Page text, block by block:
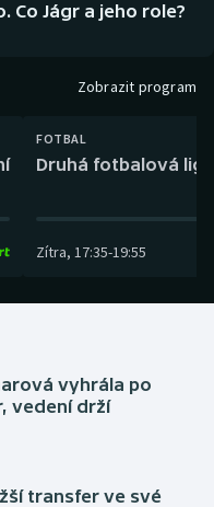
Co Jágr a jeho role?
Zobrazit program
FOTBAL
Druhá fotbalová
Zítra, 17:35-19:55
vyhrála po
vedení drží
transfer ve své